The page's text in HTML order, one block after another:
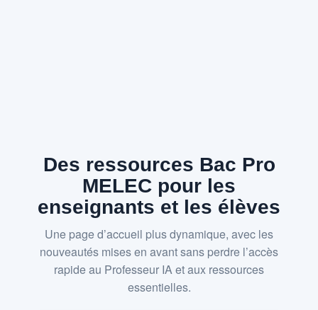
Des ressources Bac Pro
MELEC pour les
enseignants et les élèves
Une page d’accueil plus dynamique, avec les
nouveautés mises en avant sans perdre l’accès
rapide au Professeur IA et aux ressources
essentielles.